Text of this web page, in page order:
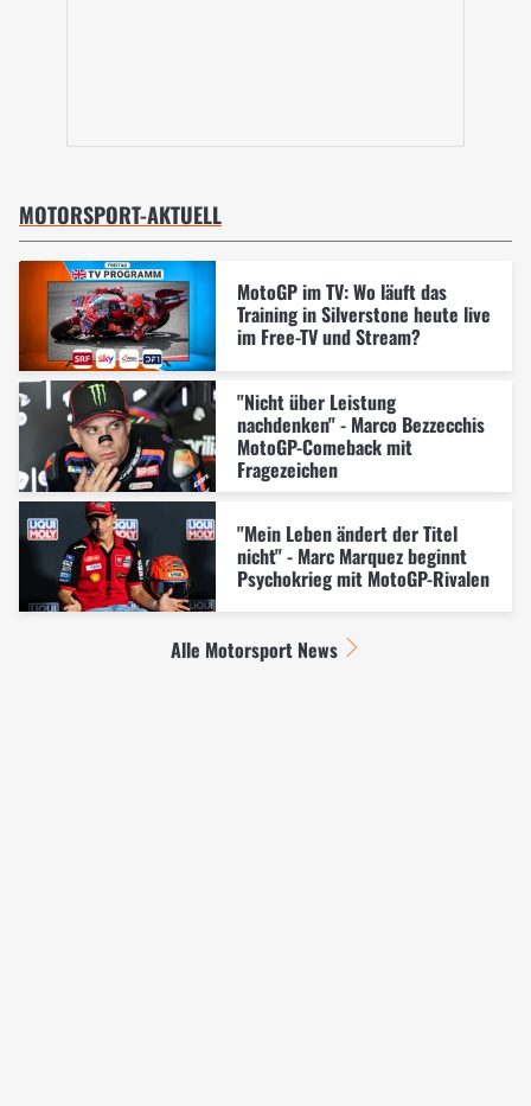
MOTORSPORT-AKTUELL
MotoGP im TV: Wo läuft das
Training in Silverstone heute live
im Free-TV und Stream?
"Nicht über Leistung
nachdenken" - Marco Bezzecchis
MotoGP-Comeback mit
Fragezeichen
"Mein Leben ändert der Titel
nicht" - Marc Marquez beginnt
Psychokrieg mit MotoGP-Rivalen
Alle Motorsport News